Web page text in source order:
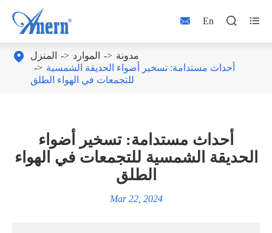
 En  
 المنزل الموارد
مدونة
أحداث مستدامة: تسخير أضواء الحديقة الشمسية
للتجمعات في الهواء الطلق
أحداث مستدامة: تسخير أضواء
الحديقة الشمسية للتجمعات في الهواء
الطلق
Mar 22, 2024